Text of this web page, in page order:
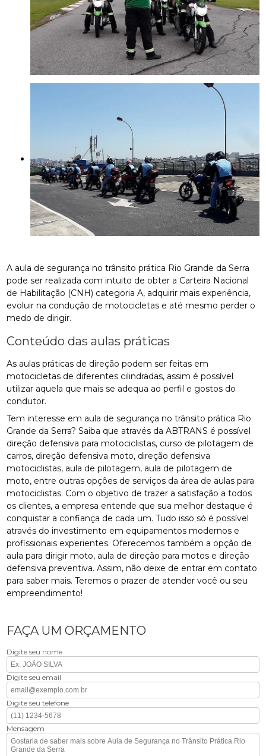
A aula de segurança no trânsito prática Rio Grande da Serra
pode ser realizada com intuito de obter a Carteira Nacional
de Habilitação (CNH) categoria A, adquirir mais experiência,
evoluir na condução de motocicletas e até mesmo perder o
medo de dirigir.
Conteúdo das aulas práticas
As aulas práticas de direção podem ser feitas em
motocicletas de diferentes cilindradas, assim é possível
utilizar aquela que mais se adequa ao perfil e gostos do
condutor.
Tem interesse em aula de segurança no trânsito prática Rio
Grande da Serra? Saiba que através da ABTRANS é possível
direção defensiva para motociclistas, curso de pilotagem de
carros, direção defensiva moto, direção defensiva
motociclistas, aula de pilotagem, aula de pilotagem de
moto, entre outras opções de serviços da área de aulas para
motociclistas. Com o objetivo de trazer a satisfação a todos
os clientes, a empresa entende que sua melhor destaque é
conquistar a confiança de cada um. Tudo isso só é possível
através do investimento em equipamentos modernos e
profissionais experientes. Oferecemos também a opção de
aula para dirigir moto, aula de direção para motos e direção
defensiva preventiva. Assim, não deixe de entrar em contato
para saber mais. Teremos o prazer de atender você ou seu
empreendimento!
FAÇA UM ORÇAMENTO
Digite seu nome
Digite seu email
Digite seu telefone
Mensagem